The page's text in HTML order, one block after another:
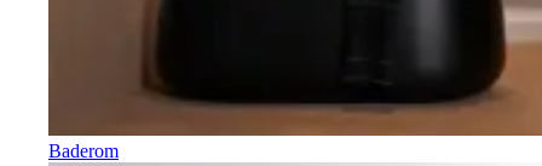
Baderom